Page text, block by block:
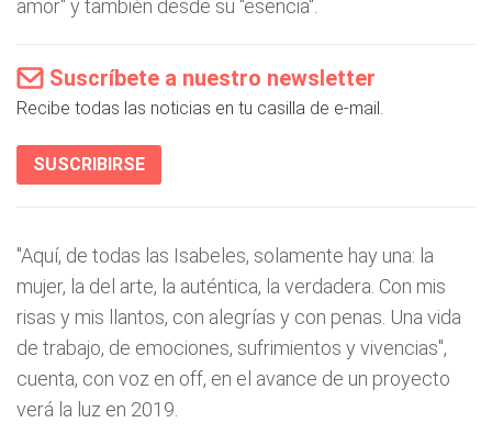
amor" y también desde su "esencia".
Suscríbete a nuestro newsletter
Recibe todas las noticias en tu casilla de e-mail.
SUSCRIBIRSE
"Aquí, de todas las Isabeles, solamente hay una: la
mujer, la del arte, la auténtica, la verdadera. Con mis
risas y mis llantos, con alegrías y con penas. Una vida
de trabajo, de emociones, sufrimientos y vivencias",
cuenta, con voz en off, en el avance de un proyecto
verá la luz en 2019.